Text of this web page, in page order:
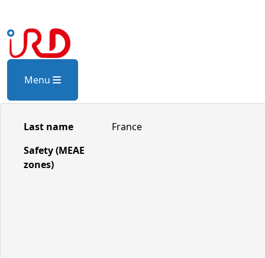
Menu
Last name
France
Safety (MEAE
zones)